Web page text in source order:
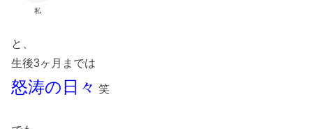
私
と、
生後3ヶ月までは
怒涛の日々 笑